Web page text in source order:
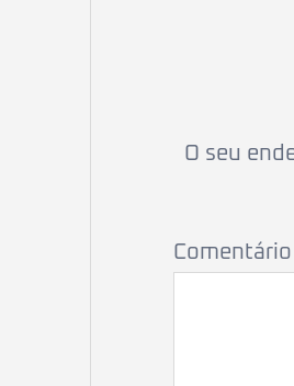
O seu
Comentário